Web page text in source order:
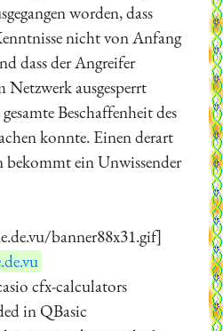
worden, dass
nicht von Anfang
dass der Angreifer
Netzwerk ausgesperrt
Beschaffenheit des
konnte. Einen derart
bekommt ein Unwissender
banner88x31.gif]
cfx-calculators
in QBasic